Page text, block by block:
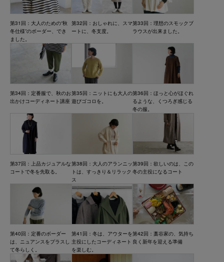
第31回：大人のための“秋
冬仕様”のボーダー、でき
ました。
第32回：おしゃれに、スマ
ートに、冬支度。
第33回：理想のスモックブ
ラウスが出来ました。
第34回：定番服で、秋のお
出かけコーディネート講座
第35回：ニットにも大人の
遊びゴコロを。
第36回：ほっと心がほぐれ
るような、くつろぎ感じる
冬の服。
第37回：上品カジュアルな
コートで冬を先取る。
第38回：大人のアランニッ
トは、すっきり＆リラック
ス
第39回：欲しいのは、この
冬の主役になるコート
第40回：定番のボーダー
は、ニュアンスをプラスし
て冬らしく。
第41回：冬は、アウターを
主役にしたコーディネート
を楽しむ。
第42回：藁谷家の、気持ち
良く新年を迎える準備